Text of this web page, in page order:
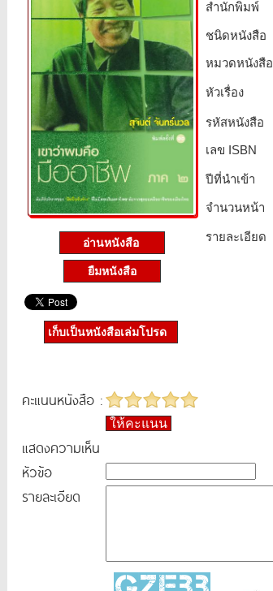
อ่านหนังสือ
ยืมหนังสือ
สำนักพิมพ์
ชนิดหนังสือ­
หมวดหนังสือ­
หัวเรื่อง
รหัสหนังสือ­
เลข ISBN
ปีที่นำเข้า
จำนวนหน้า
รายละเอียด
เก็บเป็นหนังสือเล่มโปรด
คะแนนหนังสือ :
ให้คะแนน
แสดงความเห็น
หัวข้อ
รายละเอียด